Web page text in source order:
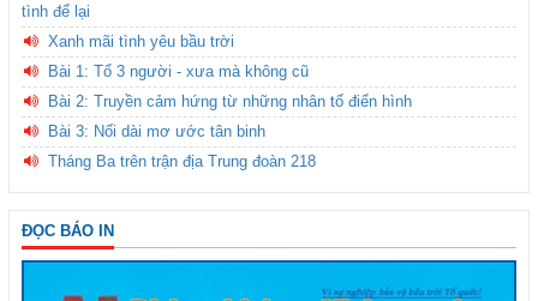
tình để lại
Xanh mãi tình yêu bầu trời
Bài 1: Tổ 3 người - xưa mà không cũ
Bài 2: Truyền cảm hứng từ những nhân tố điển hình
Bài 3: Nối dài mơ ước tân binh
Tháng Ba trên trận địa Trung đoàn 218
ĐỌC BÁO IN